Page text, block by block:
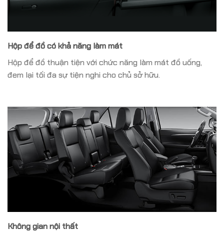
Hộp để đồ có khả năng làm mát
Hộp để đồ thuận tiện với chức năng làm mát đồ uống,
đem lại tối đa sự tiện nghi cho chủ sở hữu.
Không gian nội thất